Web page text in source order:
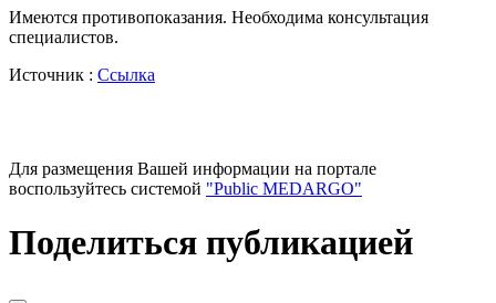
Имеются противопоказания. Необходима консультация
специалистов.
Источник : Ссылка
Для размещения Вашей информации на портале
воспользуйтесь системой "Public MEDARGO"
Поделиться публикацией